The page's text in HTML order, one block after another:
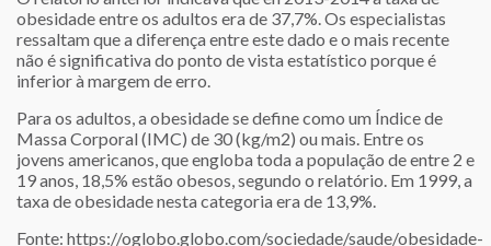
obesidade entre os adultos era de 37,7%. Os especialistas
ressaltam que a diferença entre este dado e o mais recente
não é significativa do ponto de vista estatístico porque é
inferior à margem de erro.
Para os adultos, a obesidade se define como um Índice de
Massa Corporal (IMC) de 30 (kg/m2) ou mais. Entre os
jovens americanos, que engloba toda a população de entre 2 e
19 anos, 18,5% estão obesos, segundo o relatório. Em 1999, a
taxa de obesidade nesta categoria era de 13,9%.
Fonte: https://oglobo.globo.com/sociedade/saude/obesidade-